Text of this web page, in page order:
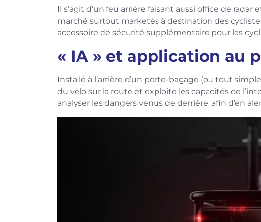
Il s’agit d’un feu arrière faisant aussi office de radar
marché surtout marketés à destination des
accessoire de sécurité supplémentaire pour les
« IA » et application au
Installé à l’arrière d’un porte-bagage (ou tout
du vélo sur la route et exploite les capacités de
analyser les dangers venus de derrière, afin d’en